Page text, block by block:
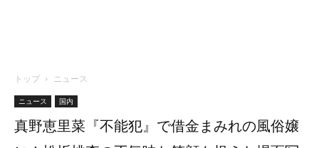
トップ ニュース
ニュース 国内
真野恵里菜『不能犯』で借金まみれの風俗嬢